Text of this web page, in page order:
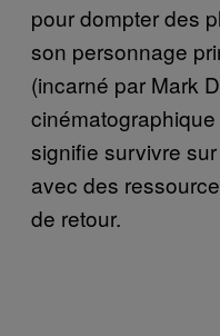
pour dompter des
son personnage
(incarné par Mark
signifie survivre
avec des
de retour.